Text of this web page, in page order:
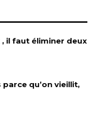
il faut éliminer deux
parce qu’on vieillit,